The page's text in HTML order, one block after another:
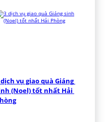
vụ giao quà Giáng
(Noel) tốt nhất Hải